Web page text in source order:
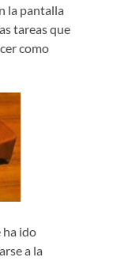
la pantalla
tareas que
como
ha ido
a la